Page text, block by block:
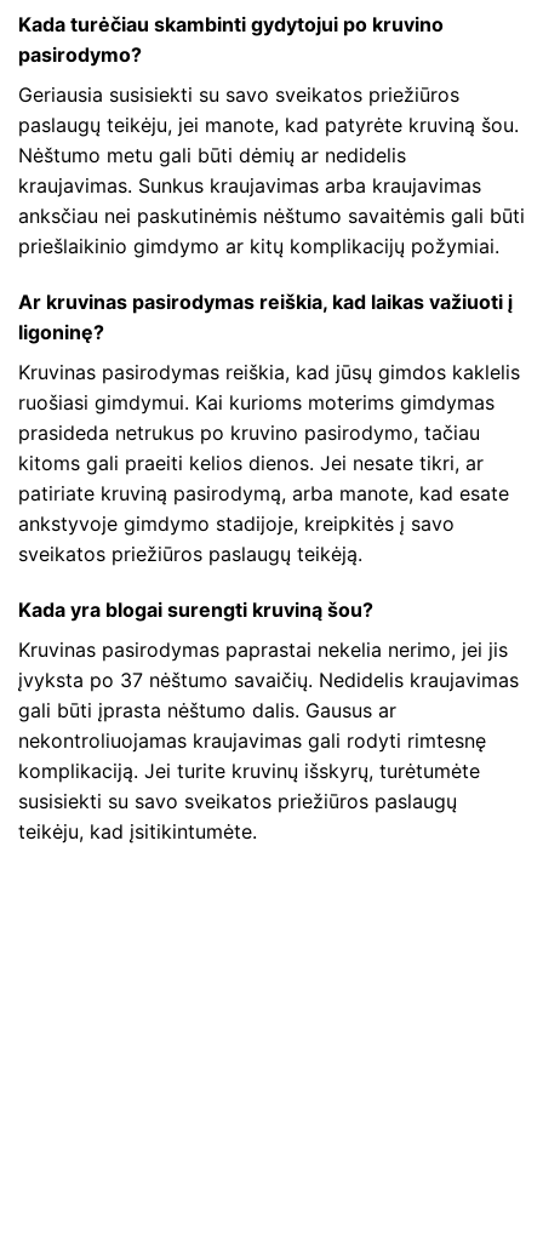
Kada turėčiau skambinti gydytojui po kruvino
pasirodymo?
Geriausia susisiekti su savo sveikatos priežiūros
paslaugų teikėju, jei manote, kad patyrėte kruviną šou.
Nėštumo metu gali būti dėmių ar nedidelis
kraujavimas. Sunkus kraujavimas arba kraujavimas
anksčiau nei paskutinėmis nėštumo savaitėmis gali būti
priešlaikinio gimdymo ar kitų komplikacijų požymiai.
Ar kruvinas pasirodymas reiškia, kad laikas važiuoti į
ligoninę?
Kruvinas pasirodymas reiškia, kad jūsų gimdos kaklelis
ruošiasi gimdymui. Kai kurioms moterims gimdymas
prasideda netrukus po kruvino pasirodymo, tačiau
kitoms gali praeiti kelios dienos. Jei nesate tikri, ar
patiriate kruviną pasirodymą, arba manote, kad esate
ankstyvoje gimdymo stadijoje, kreipkitės į savo
sveikatos priežiūros paslaugų teikėją.
Kada yra blogai surengti kruviną šou?
Kruvinas pasirodymas paprastai nekelia nerimo, jei jis
įvyksta po 37 nėštumo savaičių. Nedidelis kraujavimas
gali būti įprasta nėštumo dalis. Gausus ar
nekontroliuojamas kraujavimas gali rodyti rimtesnę
komplikaciją. Jei turite kruvinų išskyrų, turėtumėte
susisiekti su savo sveikatos priežiūros paslaugų
teikėju, kad įsitikintumėte.